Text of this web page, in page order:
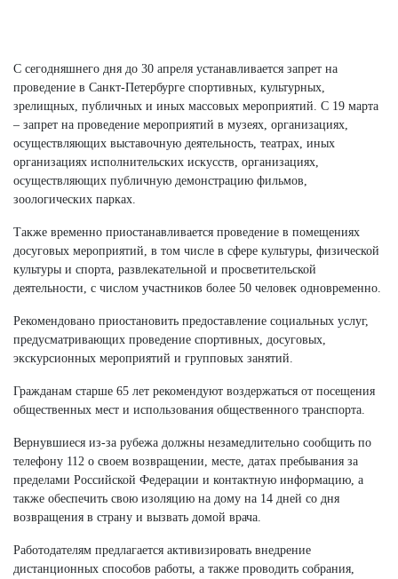
С сегодняшнего дня до 30 апреля устанавливается запрет на
проведение в Санкт-Петербурге спортивных, культурных,
зрелищных, публичных и иных массовых мероприятий. С 19 марта
– запрет на проведение мероприятий в музеях, организациях,
осуществляющих выставочную деятельность, театрах, иных
организациях исполнительских искусств, организациях,
осуществляющих публичную демонстрацию фильмов,
зоологических парках.
Также временно приостанавливается проведение в помещениях
досуговых мероприятий, в том числе в сфере культуры, физической
культуры и спорта, развлекательной и просветительской
деятельности, с числом участников более 50 человек одновременно.
Рекомендовано приостановить предоставление социальных услуг,
предусматривающих проведение спортивных, досуговых,
экскурсионных мероприятий и групповых занятий.
Гражданам старше 65 лет рекомендуют воздержаться от посещения
общественных мест и использования общественного транспорта.
Вернувшиеся из-за рубежа должны незамедлительно сообщить по
телефону 112 о своем возвращении, месте, датах пребывания за
пределами Российской Федерации и контактную информацию, а
также обеспечить свою изоляцию на дому на 14 дней со дня
возвращения в страну и вызвать домой врача.
Работодателям предлагается активизировать внедрение
дистанционных способов работы, а также проводить собрания,